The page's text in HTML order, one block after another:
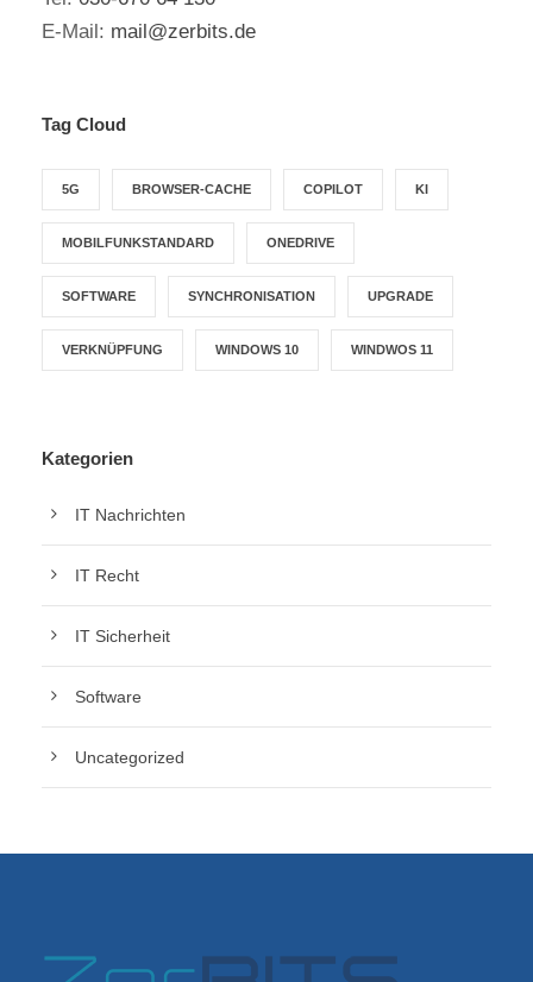
E-Mail: mail@zerbits.de
Tag Cloud
5G BROWSER-CACHE COPILOT KI
MOBILFUNKSTANDARD ONEDRIVE
SOFTWARE SYNCHRONISATION UPGRADE
VERKNÜPFUNG WINDOWS 10 WINDWOS 11
Kategorien
IT Nachrichten
IT Recht
IT Sicherheit
Software
Uncategorized